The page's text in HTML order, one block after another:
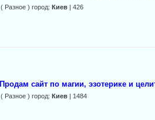
( Разное ) город: Киев| 426
Продам сайт по магии, эзотерике и
( Разное ) город: Киев| 1484